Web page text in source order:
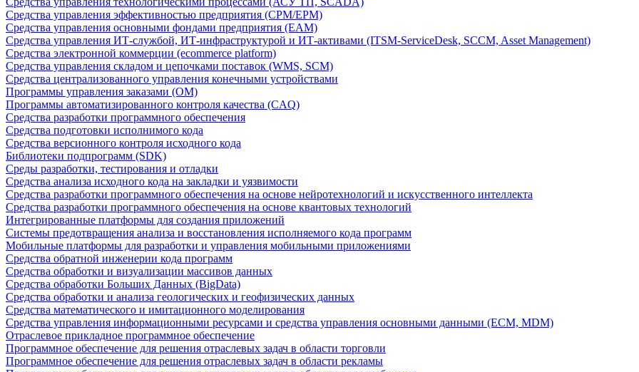
Средства управления эффективностью предприятия (CPM/EPM)
Средства управления основными фондами предприятия (EAM)
Средства управления ИТ-службой, ИТ-инфраструктурой и ИТ-активами (ITSM-ServiceDesk, SCCM, Asset Management)
Средства электронной коммерции (ecommerce platform)
Средства управления складом и цепочками поставок (WMS, SCM)
Средства централизованного управления конечными устройствами
Программы управления заказами (OM)
Программы автоматизированного контроля качества (CAQ)
Средства разработки программного обеспечения
Средства подготовки исполнимого кода
Средства версионного контроля исходного кода
Библиотеки подпрограмм (SDK)
Среды разработки, тестирования и отладки
Средства анализа исходного кода на закладки и уязвимости
Средства разработки программного обеспечения на основе нейротехнологий и искусственного интеллекта
Средства разработки программного обеспечения на основе квантовых технологий
Интегрированные платформы для создания приложений
Системы предотвращения анализа и восстановления исполняемого кода программ
Мобильные платформы для разработки и управления мобильными приложениями
Средства обратной инженерии кода программ
Средства обработки и визуализации массивов данных
Средства обработки Больших Данных (BigData)
Средства обработки и анализа геологических и геофизических данных
Средства математического и имитационного моделирования
Средства управления информационными ресурсами и средства управления основными данными (ECM, MDM)
Отраслевое прикладное программное обеспечение
Программное обеспечение для решения отраслевых задач в области торговли
Программное обеспечение для решения отраслевых задач в области рекламы